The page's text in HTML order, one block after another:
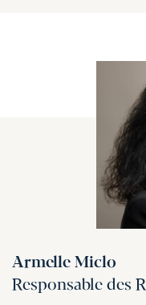
Armelle Miclo
Responsable des